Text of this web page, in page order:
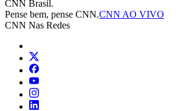
CNN Brasil.
Pense bem, pense CNN.CNN AO VIVO
CNN Nas Redes